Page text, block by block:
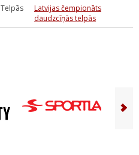
Telpās
Latvijas čempionāts
daudzcīņās telpās